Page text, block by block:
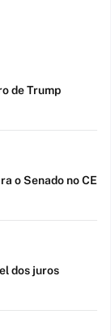
de Trump
o Senado no CE
dos juros